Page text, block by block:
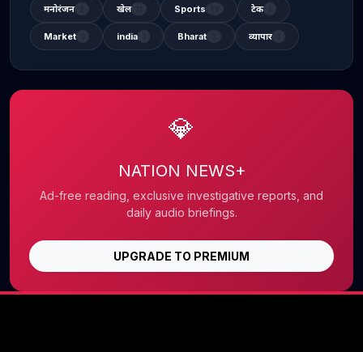
मनोरंजन खेल Sports टेक
Market india Bharat व्यापार
💎
NATION NEWS+
Ad-free reading, exclusive investigative reports, and
daily audio briefings.
UPGRADE TO PREMIUM